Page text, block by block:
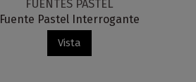
FUENTES PASTEL
Fuente Pastel Interrogante
Vista